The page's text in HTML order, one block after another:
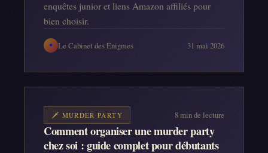
enquêtes junior et liens Amazon affiliés pour
bien choisir.
✦ Le Cabinet des Énigmes 31 mai 2026
🗡️ MURDER PARTY 8min de lecture
Comment organiser une murder party
chez soi : guide complet pour débutants